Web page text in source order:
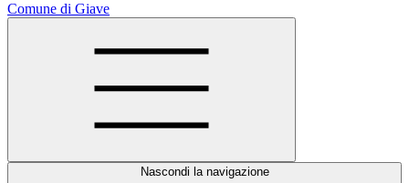
Comune di Giave
Nascondi la navigazione